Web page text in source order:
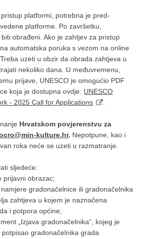
platformi, potrebna je pred-
platforme. Po završetku,
obrađeni. Ako je zahtjev za pristup
automatska poruka s vezom na online
uzeti u obzir da obrada zahtjeva u
nekoliko dana. U međuvremenu,
prijave, UNESCO je omogućio PDF
koja je dostupna ovdje: UNESCO
- 2025 Call for Applications
Hrvatskom povjerenstvu za
kulture.hr. Nepotpune, kao i
roka neće se uzeti u razmatranje.
sljedeće:
prijavni obrazac;
gradonačelnice ili gradonačelnika
zahtjeva u kojem je naznačena
i potpora općine;
„Izjava gradonačelnika“, kojeg je
gradonačelnika grada